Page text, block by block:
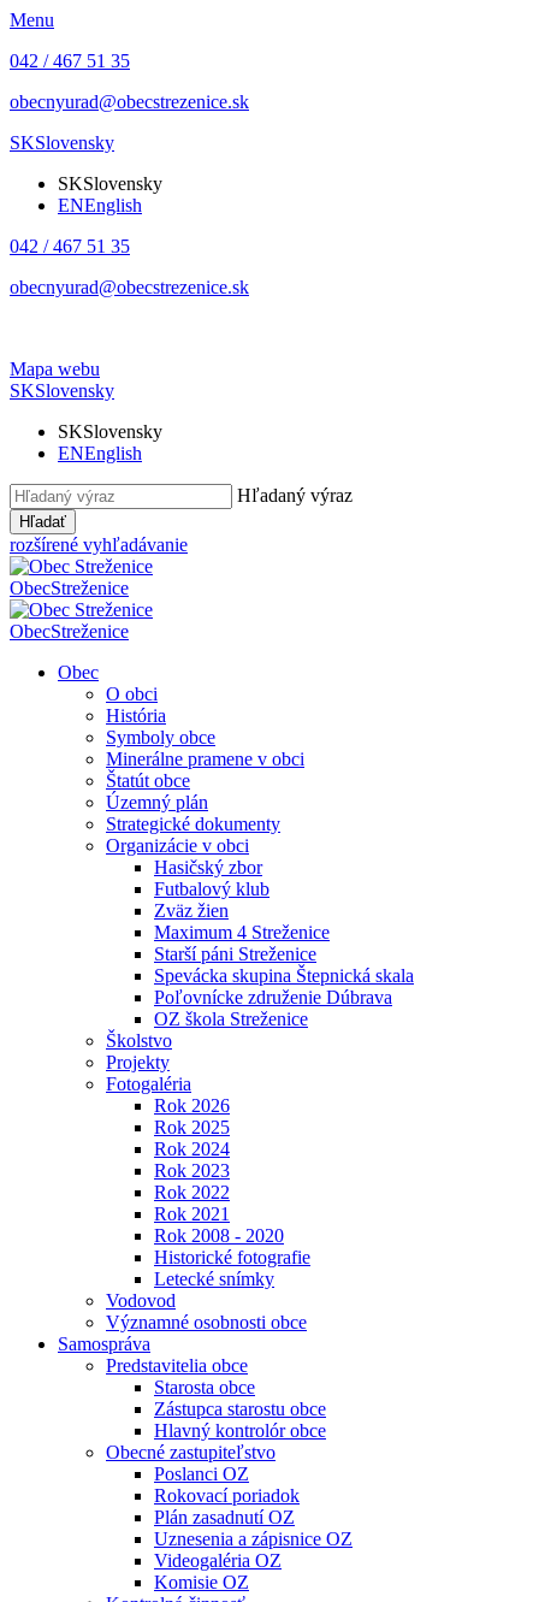
Menu
042 / 467 51 35
obecnyurad@obecstrezenice.sk
SKSlovensky
SKSlovensky
ENEnglish
042 / 467 51 35
obecnyurad@obecstrezenice.sk
Mapa webu
SKSlovensky
SKSlovensky
ENEnglish
Hľadaný výraz
Hľadať
rozšírené vyhľadávanie
ObecStreženice
ObecStreženice
Obec
O obci
História
Symboly obce
Minerálne pramene v obci
Štatút obce
Územný plán
Strategické dokumenty
Organizácie v obci
Hasičský zbor
Futbalový klub
Zväz žien
Maximum 4 Streženice
Starší páni Streženice
Spevácka skupina Štepnická skala
Poľovnícke združenie Dúbrava
OZ škola Streženice
Školstvo
Projekty
Fotogaléria
Rok 2026
Rok 2025
Rok 2024
Rok 2023
Rok 2022
Rok 2021
Rok 2008 - 2020
Historické fotografie
Letecké snímky
Vodovod
Významné osobnosti obce
Samospráva
Predstavitelia obce
Starosta obce
Zástupca starostu obce
Hlavný kontrolór obce
Obecné zastupiteľstvo
Poslanci OZ
Rokovací poriadok
Plán zasadnutí OZ
Uznesenia a zápisnice OZ
Videogaléria OZ
Komisie OZ